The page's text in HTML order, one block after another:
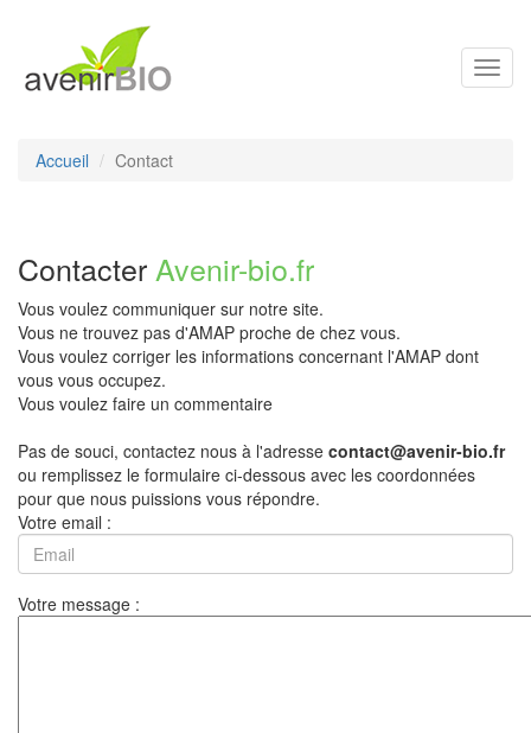
Accueil Contact
Contacter Avenir-bio.fr
Vous voulez communiquer sur notre site.
Vous ne trouvez pas d'AMAP proche de chez vous.
Vous voulez corriger les informations concernant l'AMAP dont
vous vous occupez.
Vous voulez faire un commentaire
Pas de souci, contactez nous à l'adresse contact@avenir-bio.fr
ou remplissez le formulaire ci-dessous avec les coordonnées
pour que nous puissions vous répondre.
Votre email :
Votre message :